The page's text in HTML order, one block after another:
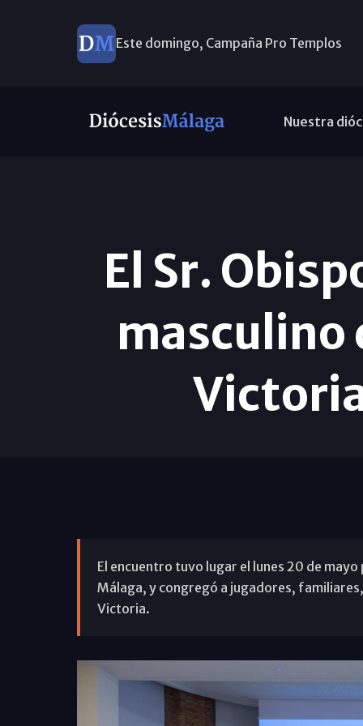
Nuestra
El Sr.
masculino
El encuentro tuvo lugar el lunes 20 de
Málaga, y congregó a jugadores,
Victoria.